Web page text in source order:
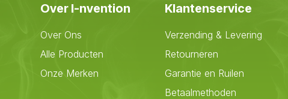
Over I-nvention
Over Ons
Alle Producten
Onze Merken
Klantenservice
Verzending & Levering
Retourneren
Garantie en Ruilen
Betaalmethoden